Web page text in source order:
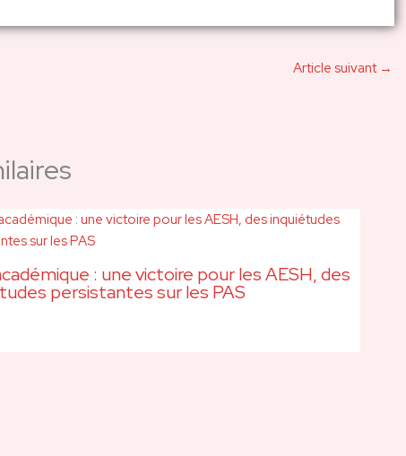
Article suivant →
: une victoire pour les AESH, des
persistantes sur les PAS